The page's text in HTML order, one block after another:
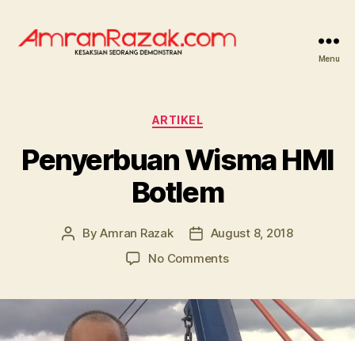
Menu
Categories
ARTIKEL
Penyerbuan Wisma HMI
Botlem
PostByAmran Razak
PostAugust 8, 2018
No Commentson
HMI
Botlem